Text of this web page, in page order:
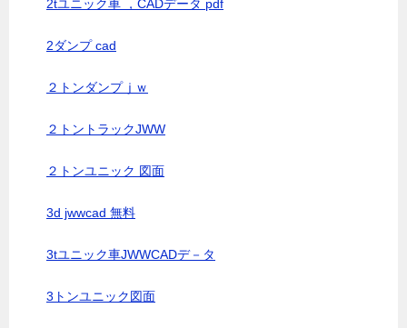
2tユニック車 ，CADデータ pdf
2ダンプ cad
２トンダンプｊｗ
２トントラックJWW
２トンユニック 図面
3d jwwcad 無料
3tユニック車JWWCADデ－タ
3トンユニック図面